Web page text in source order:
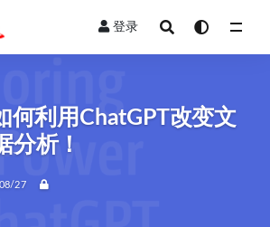
登录
何利用ChatGPT改变文
分析！
27